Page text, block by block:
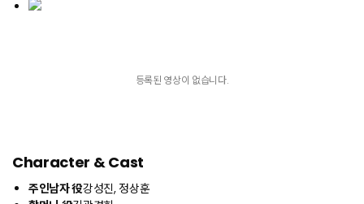
등록된 영상이 없습니다.
Character & Cast
주인남자 役강성진, 정상훈